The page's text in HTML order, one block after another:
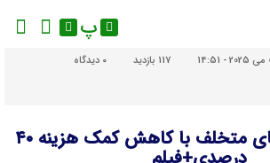
پ
117 بازدید دیدگاه
جریمه نانوایی‌های متخلف با کاهش کمک هزینه ۴۰